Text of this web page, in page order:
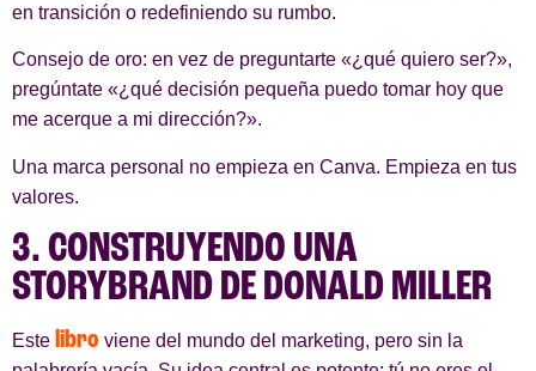
en transición o redefiniendo su rumbo.
Consejo de oro: en vez de preguntarte «¿qué quiero ser?»,
pregúntate «¿qué decisión pequeña puedo tomar hoy que
me acerque a mi dirección?».
Una marca personal no empieza en Canva. Empieza en tus
valores.
3. CONSTRUYENDO UNA
STORYBRAND DE DONALD MILLER
Este libro viene del mundo del marketing, pero sin la